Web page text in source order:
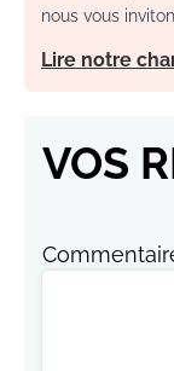
nous vous
Lire notre
VOS